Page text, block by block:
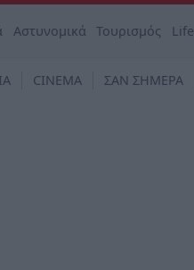
Αστυνομικά Τουρισμός Life
CINEMA ΣΑΝ ΣΗΜΕΡΑ